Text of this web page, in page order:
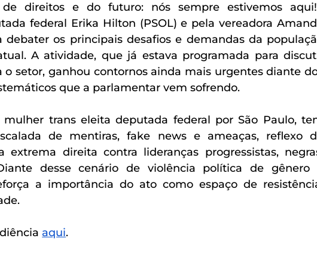
direitos e do futuro: nós sempre estivemos
federal Erika Hilton (PSOL) e pela vereadora
debater os principais desafios e demandas da
A atividade, que já estava programada para
o setor, ganhou contornos ainda mais urgentes diante
que a parlamentar vem sofrendo.
trans eleita deputada federal por São Paulo,
de mentiras, fake news e ameaças, reflexo
extrema direita contra lideranças progressistas,
desse cenário de violência política de gênero
a importância do ato como espaço de
aqui.